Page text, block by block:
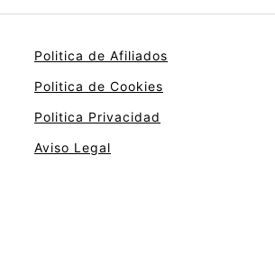
Politica de Afiliados
Politica de Cookies
Politica Privacidad
Aviso Legal